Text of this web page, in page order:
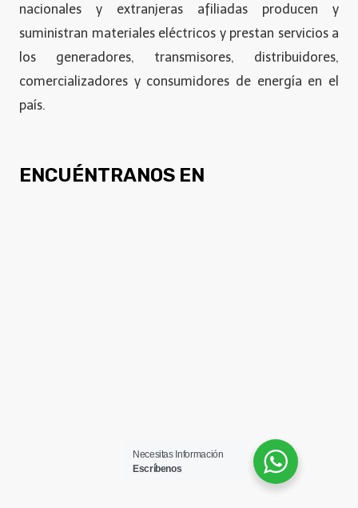
nacionales y extranjeras afiliadas producen y
suministran materiales eléctricos y prestan servicios a
los generadores, transmisores, distribuidores,
comercializadores y consumidores de energía en el
país.
ENCUÉNTRANOS EN
Necesitas Información
Escríbenos